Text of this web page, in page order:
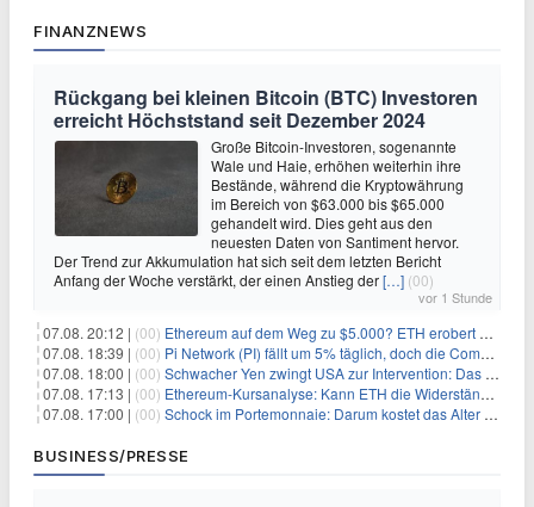
FINANZNEWS
Rückgang bei kleinen Bitcoin (BTC) Investoren
erreicht Höchststand seit Dezember 2024
Große Bitcoin-Investoren, sogenannte
Wale und Haie, erhöhen weiterhin ihre
Bestände, während die Kryptowährung
im Bereich von $63.000 bis $65.000
gehandelt wird. Dies geht aus den
neuesten Daten von Santiment hervor.
Der Trend zur Akkumulation hat sich seit dem letzten Bericht
Anfang der Woche verstärkt, der einen Anstieg der[…] (00)
vor 1 Stunde
07.08. 20:12 | (00) Ethereum auf dem Weg zu $5.000? ETH erobert wichtige Marke zurück, während Institutionen weiter akkumulieren
07.08. 18:39 | (00) Pi Network (PI) fällt um 5% täglich, doch die Community bleibt optimistisch
07.08. 18:00 | (00) Schwacher Yen zwingt USA zur Intervention: Das größte Risiko seit 15 Jahren
07.08. 17:13 | (00) Ethereum-Kursanalyse: Kann ETH die Widerstände der gleitenden Durchschnitte überwinden?
07.08. 17:00 | (00) Schock im Portemonnaie: Darum kostet das Alter deutlich mehr als Sie denken
BUSINESS/PRESSE